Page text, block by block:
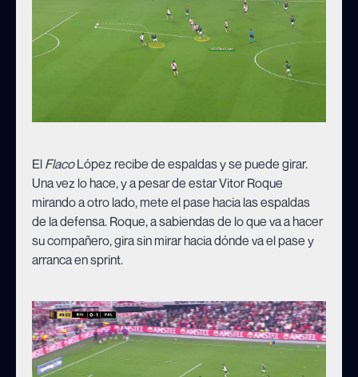
El FlacoLópez recibe de espaldas y se puede girar.
Una vez lo hace, y a pesar de estar Vitor Roque
mirando a otro lado, mete el pase hacia las espaldas
de la defensa. Roque, a sabiendas de lo que va a hacer
su compañero, gira sin mirar hacia dónde va el pase y
arranca en sprint.